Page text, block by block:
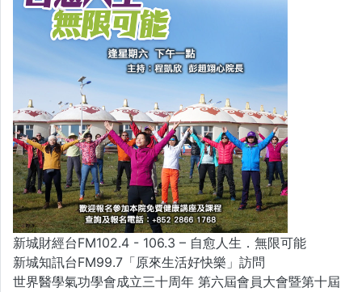
新城財經台FM102.4 - 106.3 – 自愈人生．無限可能
新城知訊台FM99.7「原來生活好快樂」訪問
世界醫學氣功學會成立三十周年 第六屆會員大會暨第十屆